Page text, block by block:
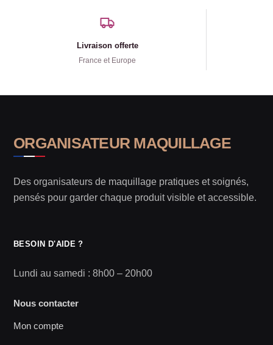
Livraison offerte
France et Europe
ORGANISATEUR MAQUILLAGE
Des organisateurs de maquillage pratiques et soignés,
pensés pour garder chaque produit visible et accessible.
BESOIN D'AIDE ?
Lundi au samedi : 8h00 – 20h00
Nous contacter
Mon compte